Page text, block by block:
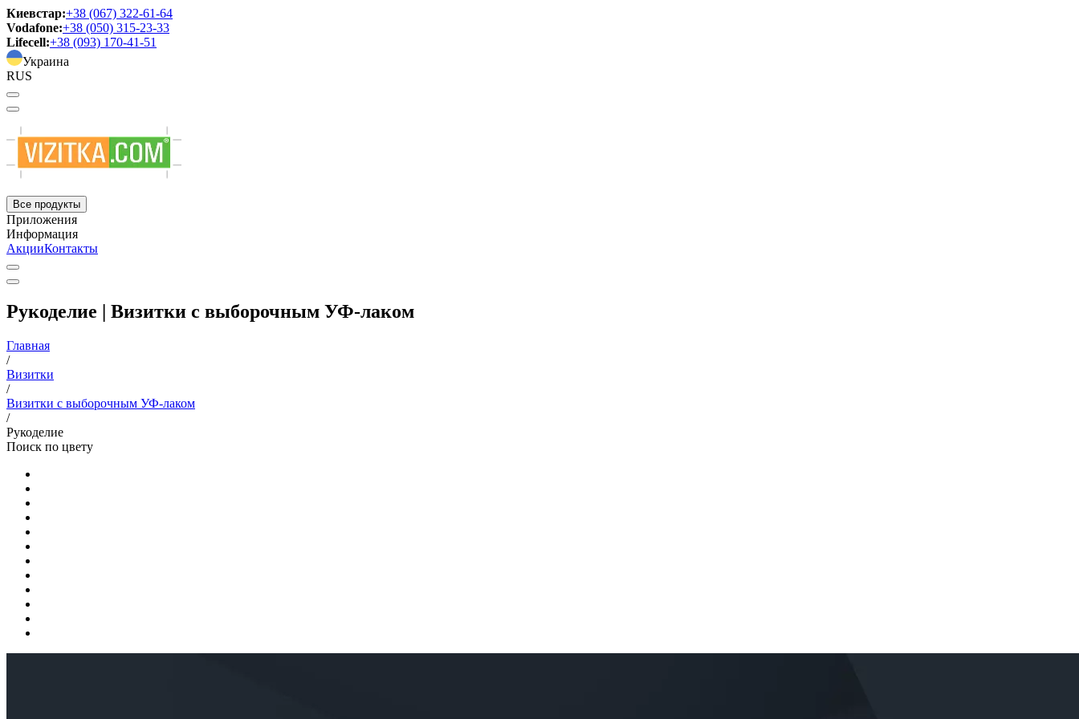
Киевстар:+38 (067) 322-61-64
Vodafone:+38 (050) 315-23-33
Lifecell:+38 (093) 170-41-51
Украина
RUS
Все продукты
Приложения
Информация
АкцииКонтакты
Рукоделие | Визитки с выборочным УФ-лаком
Главная
/
Визитки
/
Визитки с выборочным УФ-лаком
/
Рукоделие
Поиск по цвету